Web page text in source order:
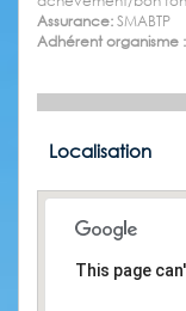
Assurance:SMABTP
Adhérent organisme :
Localisation
This page